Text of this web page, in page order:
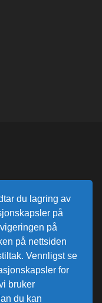
du lagring av
på
på
på nettsiden
Vennligst se
for
bruker
du kan